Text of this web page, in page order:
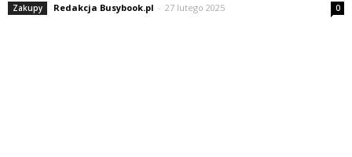
Zakupy Redakcja Busybook.pl - 27 lutego 2025 0